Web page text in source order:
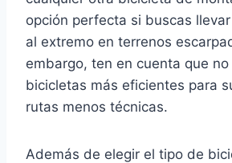
opción perfecta si buscas
al extremo en terrenos
embargo, ten en cuenta que no
bicicletas más eficientes para
rutas menos técnicas.
Además de elegir el tipo de